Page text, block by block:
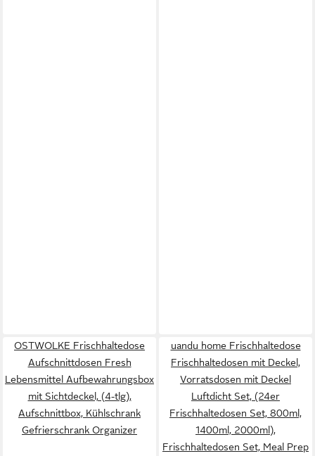
OSTWOLKE Frischhaltedose
Aufschnittdosen Fresh
Lebensmittel Aufbewahrungsbox
mit Sichtdeckel, (4-tlg),
Aufschnittbox, Kühlschrank
Gefrierschrank Organizer
uandu home Frischhaltedose
Frischhaltedosen mit Deckel,
Vorratsdosen mit Deckel
Luftdicht Set, (24er
Frischhaltedosen Set, 800ml,
1400ml, 2000ml),
Frischhaltedosen Set, Meal Prep